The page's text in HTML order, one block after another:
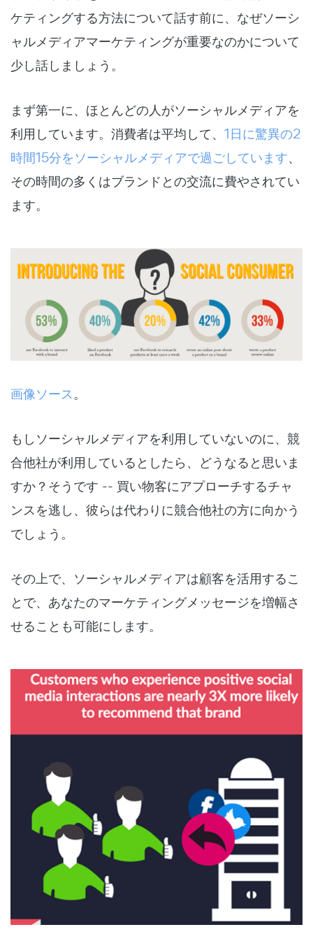
ケティングする方法について話す前に、なぜソーシ
ャルメディアマーケティングが重要なのかについて
少し話しましょう。
まず第一に、ほとんどの人がソーシャルメディアを
利用しています。消費者は平均して、 1日に驚異の2
時間15分をソーシャルメディアで過ごしています、
その時間の多くはブランドとの交流に費やされてい
ます。
画像ソース。
もしソーシャルメディアを利用していないのに、競
合他社が利用しているとしたら、どうなると思いま
すか？そうです -- 買い物客にアプローチするチャ
ンスを逃し、彼らは代わりに競合他社の方に向かう
でしょう。
その上で、ソーシャルメディアは顧客を活用するこ
とで、あなたのマーケティングメッセージを増幅さ
せることも可能にします。